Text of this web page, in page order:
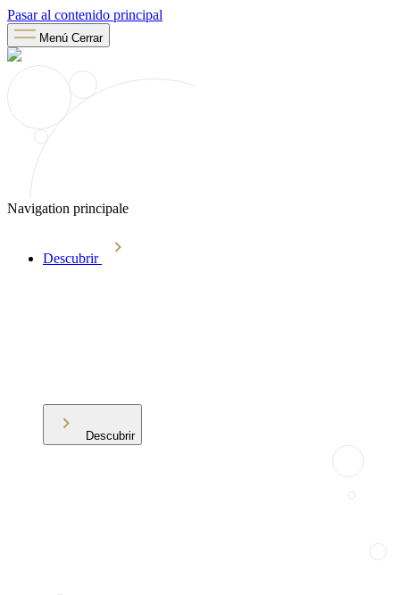
Pasar al contenido principal
Menú Cerrar
Navigation principale
Descubrir
Descubrir